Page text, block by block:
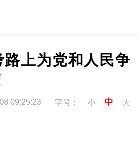
上为党和人民争
09:25:23 字号： 小 中 大